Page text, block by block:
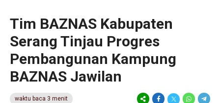
Tim BAZNAS Kabupaten
Serang Tinjau Progres
Pembangunan Kampung
BAZNAS Jawilan
waktu baca 3 menit